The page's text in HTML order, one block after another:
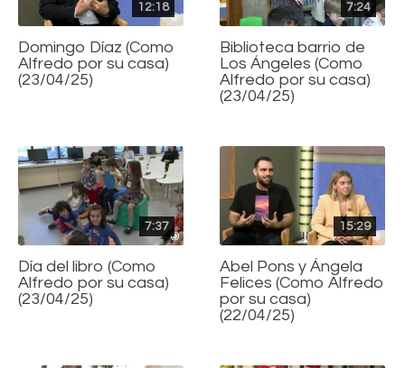
12:18
Domingo Díaz (Como
Alfredo por su casa)
(23/04/25)
7:24
Biblioteca barrio de
Los Ángeles (Como
Alfredo por su casa)
(23/04/25)
7:37
Día del libro (Como
Alfredo por su casa)
(23/04/25)
15:29
Abel Pons y Ángela
Felices (Como Alfredo
por su casa)
(22/04/25)